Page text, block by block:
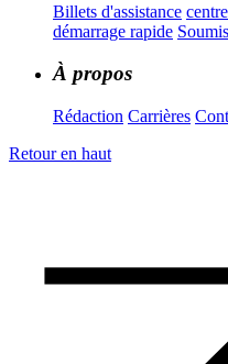
Billets d'assistance
démarrage rapide
À propos
Rédaction Carrières
Retour en haut